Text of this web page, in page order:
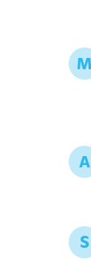
M
A
S